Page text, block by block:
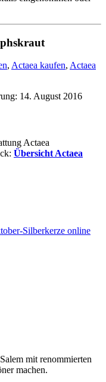
, Actaea kaufen, Actaea
14. August 2016
Actaea
Übersicht Actaea
Silberkerze online
mit renommierten
machen.